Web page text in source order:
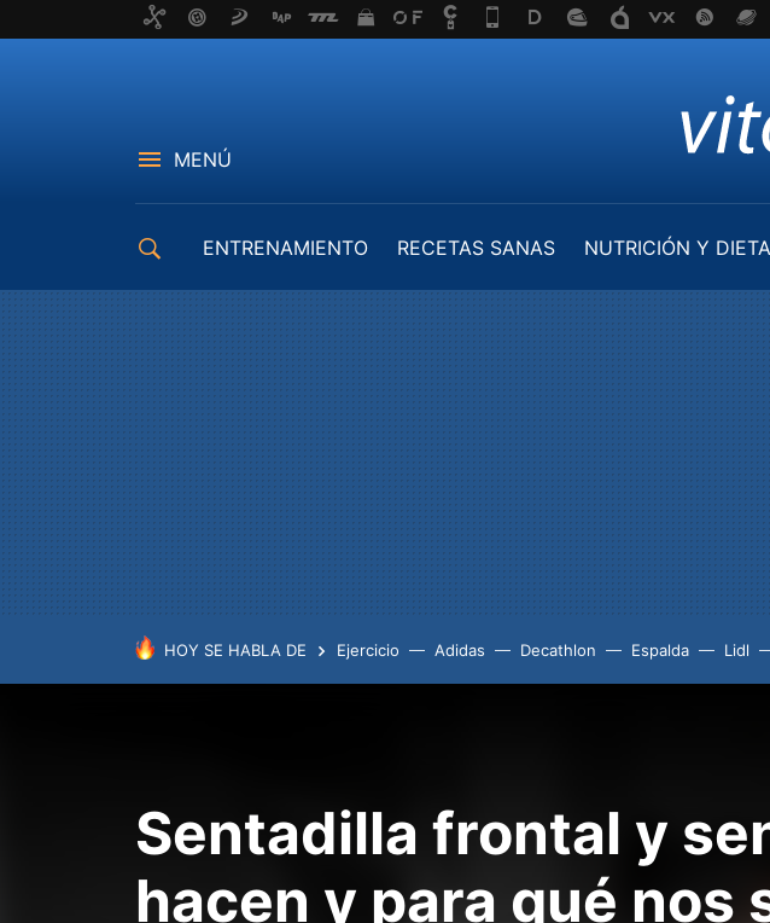
MENÚ
ENTRENAMIENTO RECETAS SANAS NUTRICIÓN Y
HOY SE HABLA DE Ejercicio Adidas Decathlon Espalda Lidl
Sentadilla frontal y
hacen y para qué nos